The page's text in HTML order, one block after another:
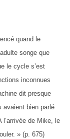
quand le
songe que
le cycle s’est
inconnues
dit presque
avaient bien parlé
de Mike, le
» (p. 675)